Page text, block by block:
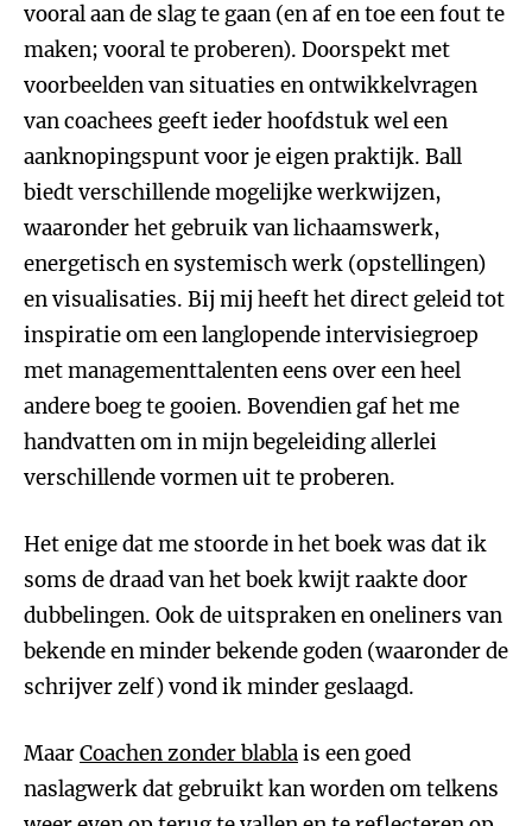
vooral aan de slag te gaan (en af en toe een fout te
maken; vooral te proberen). Doorspekt met
voorbeelden van situaties en ontwikkelvragen
van coachees geeft ieder hoofdstuk wel een
aanknopingspunt voor je eigen praktijk. Ball
biedt verschillende mogelijke werkwijzen,
waaronder het gebruik van lichaamswerk,
energetisch en systemisch werk (opstellingen)
en visualisaties. Bij mij heeft het direct geleid tot
inspiratie om een langlopende intervisiegroep
met managementtalenten eens over een heel
andere boeg te gooien. Bovendien gaf het me
handvatten om in mijn begeleiding allerlei
verschillende vormen uit te proberen.
Het enige dat me stoorde in het boek was dat ik
soms de draad van het boek kwijt raakte door
dubbelingen. Ook de uitspraken en oneliners van
bekende en minder bekende goden (waaronder de
schrijver zelf) vond ik minder geslaagd.
MaarCoachen zonder blablais een goed
naslagwerk dat gebruikt kan worden om telkens